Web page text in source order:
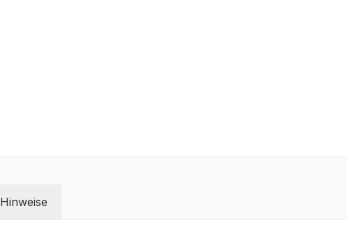
Hinweise